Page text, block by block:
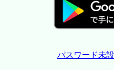
パスワード未